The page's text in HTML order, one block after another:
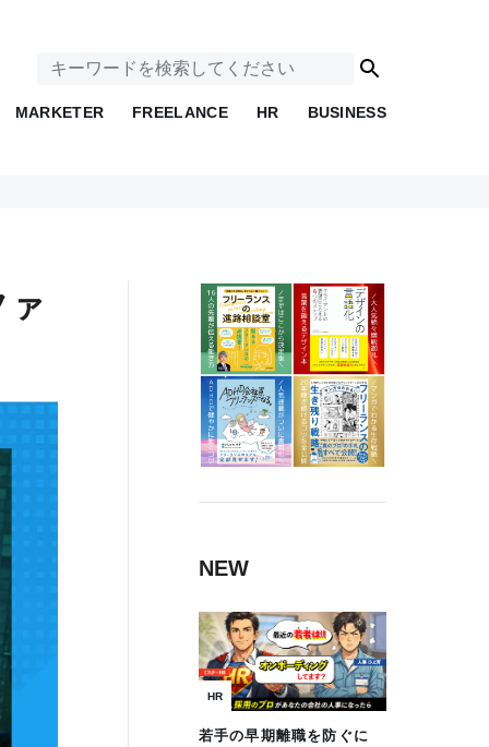
MARKETER FREELANCE HR BUSINESS
ァ
NEW
HR
若手の早期離職を防ぐに